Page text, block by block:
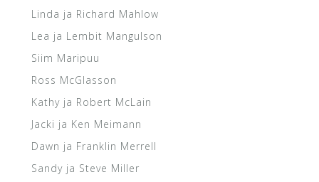
Linda ja Richard Mahlow
Lea ja Lembit Mangulson
Siim Maripuu
Ross McGlasson
Kathy ja Robert McLain
Jacki ja Ken Meimann
Dawn ja Franklin Merrell
Sandy ja Steve Miller